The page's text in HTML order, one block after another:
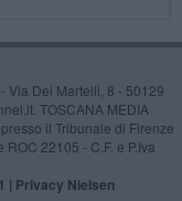
Via Dei Martelli, 8 - 50129
TOSCANA MEDIA
il Tribunale di Firenze
22105 - C.F. e P.Iva
| Privacy Nielsen